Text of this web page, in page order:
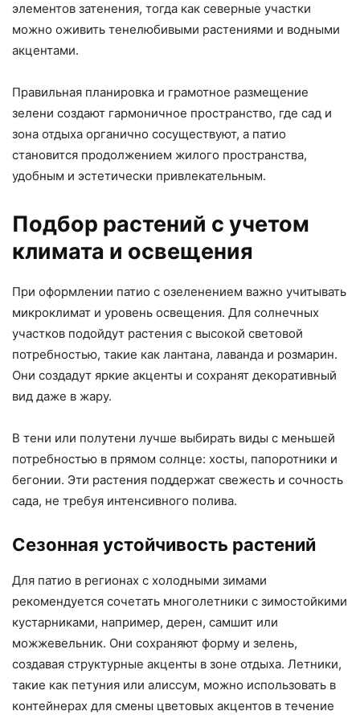
элементов затенения, тогда как северные участки
можно оживить тенелюбивыми растениями и водными
акцентами.
Правильная планировка и грамотное размещение
зелени создают гармоничное пространство, где сад и
зона отдыха органично сосуществуют, а патио
становится продолжением жилого пространства,
удобным и эстетически привлекательным.
Подбор растений с учетом
климата и освещения
При оформлении патио с озеленением важно учитывать
микроклимат и уровень освещения. Для солнечных
участков подойдут растения с высокой световой
потребностью, такие как лантана, лаванда и розмарин.
Они создадут яркие акценты и сохранят декоративный
вид даже в жару.
В тени или полутени лучше выбирать виды с меньшей
потребностью в прямом солнце: хосты, папоротники и
бегонии. Эти растения поддержат свежесть и сочность
сада, не требуя интенсивного полива.
Сезонная устойчивость растений
Для патио в регионах с холодными зимами
рекомендуется сочетать многолетники с зимостойкими
кустарниками, например, дерен, самшит или
можжевельник. Они сохраняют форму и зелень,
создавая структурные акценты в зоне отдыха. Летники,
такие как петуния или алиссум, можно использовать в
контейнерах для смены цветовых акцентов в течение